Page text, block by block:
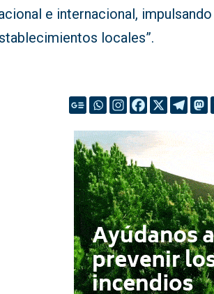
e internacional,
locales”.